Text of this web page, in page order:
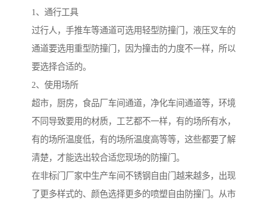
1、通行工具
过行人，手推车等通道可选用轻型防撞门，液压叉车的
通道要选用重型防撞门，因为撞击的力度不一样，所以
要选择合适的。
2、使用场所
超市，厨房，食品厂车间通道，净化车间通道等，环境
不同导致要用的材质，工艺都不一样，有的场所有水，
有的场所温度低，有的场所温度高等等，这些都要了解
清楚，才能选出较合适您现场的防撞门。
在非标门厂家中生产车间不锈钢自由门越来越多，出现
了更多样式的、颜色选择更多的喷塑自由防撞门。从市